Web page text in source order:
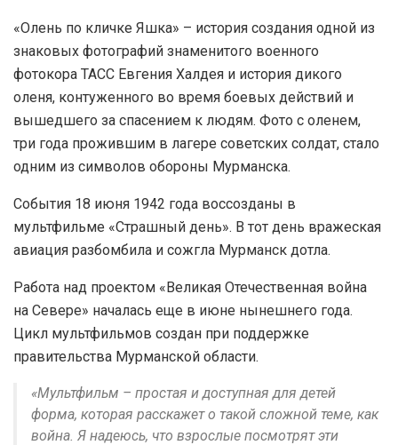
«Олень по кличке Яшка» – история создания одной из
знаковых фотографий знаменитого военного
фотокора ТАСС Евгения Халдея и история дикого
оленя, контуженного во время боевых действий и
вышедшего за спасением к людям. Фото с оленем,
три года прожившим в лагере советских солдат, стало
одним из символов обороны Мурманска.
События 18 июня 1942 года воссозданы в
мультфильме «Страшный день». В тот день вражеская
авиация разбомбила и сожгла Мурманск дотла.
Работа над проектом «Великая Отечественная война
на Севере» началась еще в июне нынешнего года.
Цикл мультфильмов создан при поддержке
правительства Мурманской области.
«Мультфильм – простая и доступная для детей
форма, которая расскажет о такой сложной теме, как
война. Я надеюсь, что взрослые посмотрят эти